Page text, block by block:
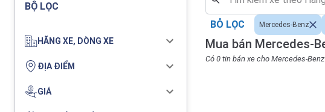
BỘ LỌC
HÃNG XE, DÒNG XE
ĐỊA ĐIỂM
GIÁ
Mua bán Mercedes-
Có 0 tin bán xe cho Mercedes-
BỎ LỌC Mercedes-Benz